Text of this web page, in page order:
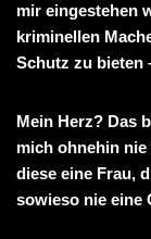
mir eingestehen
kriminellen
Schutz zu bieten
Mein Herz? Das
mich ohnehin
diese eine Frau,
sowieso nie eine